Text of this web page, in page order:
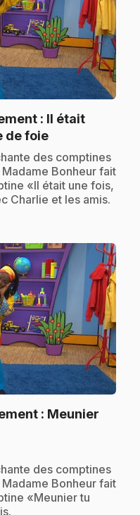
: Il était
de foie.
des comptines
Bonheur fait
«Il était une fois,
Charlie et les amis.
: Meunier
des comptines
Bonheur fait
«Meunier tu